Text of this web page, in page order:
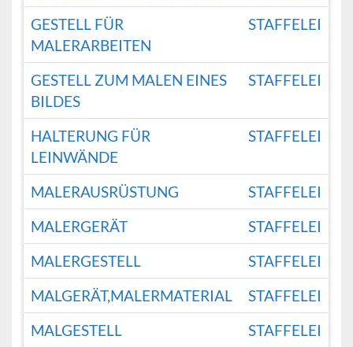
GESTELL FÜR
MALERARBEITEN
STAFFELEI
GESTELL ZUM MALEN EINES
BILDES
STAFFELEI
HALTERUNG FÜR
LEINWÄNDE
STAFFELEI
MALERAUSRÜSTUNG
STAFFELEI
MALERGERÄT
STAFFELEI
MALERGESTELL
STAFFELEI
MALGERÄT,MALERMATERIAL
STAFFELEI
MALGESTELL
STAFFELEI